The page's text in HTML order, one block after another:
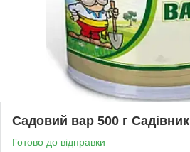
Садовий вар 500 г Садівник
Готово до відправки